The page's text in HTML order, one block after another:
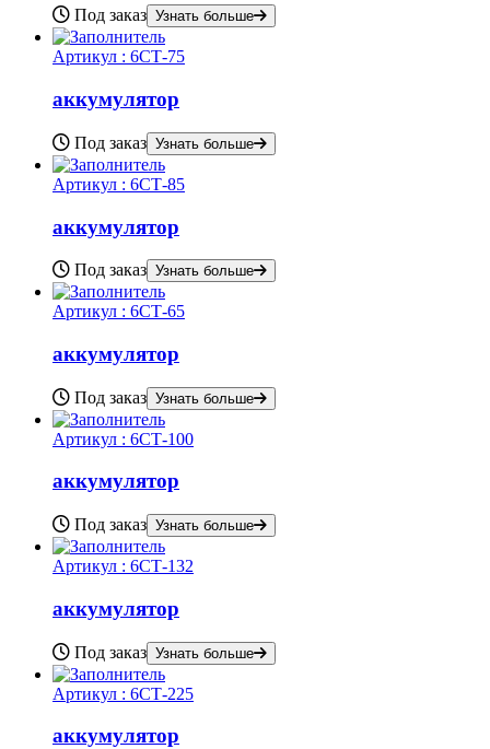
Под заказ Узнать больше
Артикул : 6СТ-75
аккумулятор
Под заказ Узнать больше
Артикул : 6СТ-85
аккумулятор
Под заказ Узнать больше
Артикул : 6СТ-65
аккумулятор
Под заказ Узнать больше
Артикул : 6СТ-100
аккумулятор
Под заказ Узнать больше
Артикул : 6СТ-132
аккумулятор
Под заказ Узнать больше
Артикул : 6СТ-225
аккумулятор